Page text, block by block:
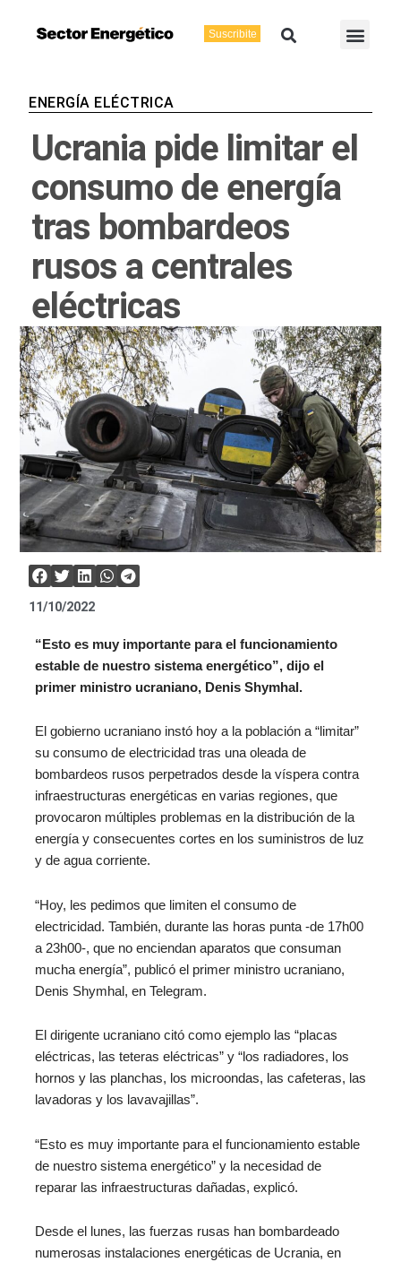
Suscribite Buscar
ENERGÍA ELÉCTRICA
Ucrania pide limitar el
consumo de energía
tras bombardeos
rusos a centrales
eléctricas
11/10/2022
“Esto es muy importante para el funcionamiento
estable de nuestro sistema energético”, dijo el
primer ministro ucraniano, Denis Shymhal.
El gobierno ucraniano instó hoy a la población a “limitar”
su consumo de electricidad tras una oleada de
bombardeos rusos perpetrados desde la víspera contra
infraestructuras energéticas en varias regiones, que
provocaron múltiples problemas en la distribución de la
energía y consecuentes cortes en los suministros de luz
y de agua corriente.
“Hoy, les pedimos que limiten el consumo de
electricidad. También, durante las horas punta ‑de 17h00
a 23h00‑, que no enciendan aparatos que consuman
mucha energía”, publicó el primer ministro ucraniano,
Denis Shymhal, en Telegram.
El dirigente ucraniano citó como ejemplo las “placas
eléctricas, las teteras eléctricas” y “los radiadores, los
hornos y las planchas, los microondas, las cafeteras, las
lavadoras y los lavavajillas”.
“Esto es muy importante para el funcionamiento estable
de nuestro sistema energético” y la necesidad de
reparar las infraestructuras dañadas, explicó.
Desde el lunes, las fuerzas rusas han bombardeado
numerosas instalaciones energéticas de Ucrania, en